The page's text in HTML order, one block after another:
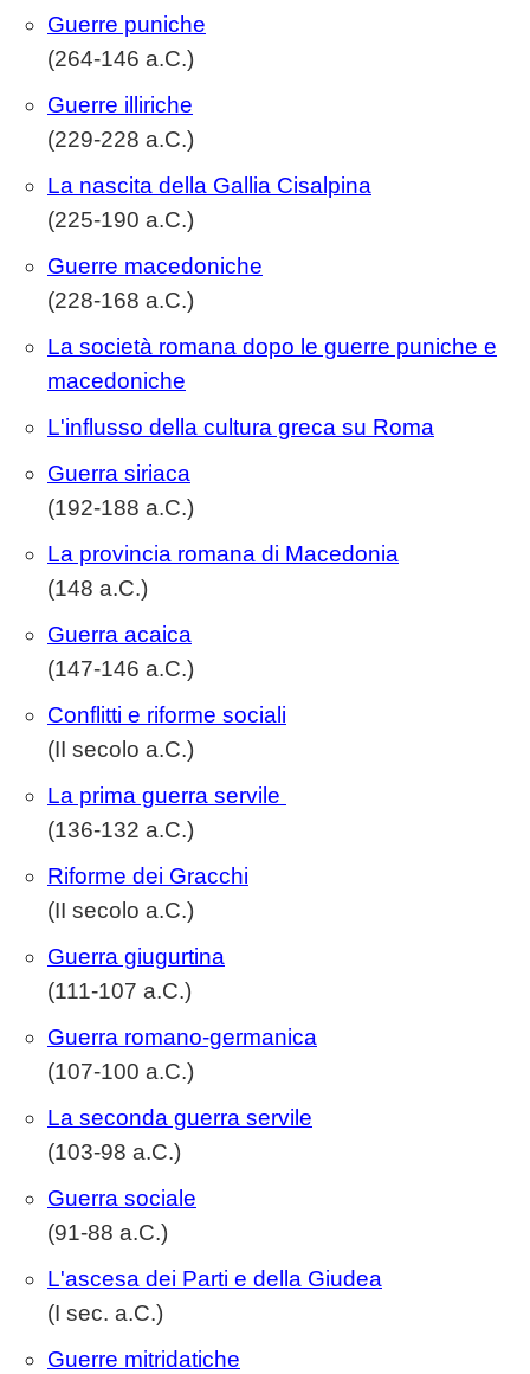
Guerre puniche
(264-146 a.C.)
Guerre illiriche
(229-228 a.C.)
La nascita della Gallia Cisalpina
(225-190 a.C.)
Guerre macedoniche
(228-168 a.C.)
La società romana dopo le guerre puniche e
macedoniche
L'influsso della cultura greca su Roma
Guerra siriaca
(192-188 a.C.)
La provincia romana di Macedonia
(148 a.C.)
Guerra acaica
(147-146 a.C.)
Conflitti e riforme sociali
(II secolo a.C.)
La prima guerra servile
(136-132 a.C.)
Riforme dei Gracchi
(II secolo a.C.)
Guerra giugurtina
(111-107 a.C.)
Guerra romano-germanica
(107-100 a.C.)
La seconda guerra servile
(103-98 a.C.)
Guerra sociale
(91-88 a.C.)
L'ascesa dei Parti e della Giudea
(I sec. a.C.)
Guerre mitridatiche